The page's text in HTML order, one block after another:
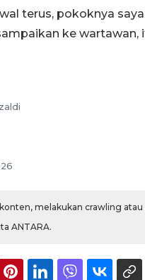
terus, pokoknya
ke wartawan,
melakukan crawling
ANTARA.